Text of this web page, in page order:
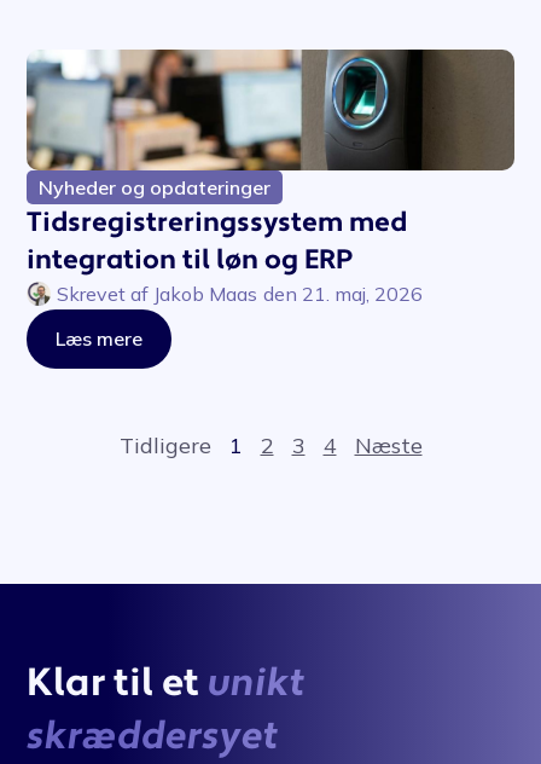
Nyheder og opdateringer
Tidsregistreringssystem med
integration til løn og ERP
Skrevet af Jakob Maas den 21. maj, 2026
Læs mere
Tidligere 1 2 3 4 Næste
Klar til et unikt
skræddersyet